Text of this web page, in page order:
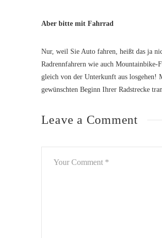
Aber bitte mit Fahrrad
Nur, weil Sie Auto fahren, heißt das ja
Radrennfahrern wie auch Mountainbike-
gleich von der Unterkunft aus losgehen!
gewünschten Beginn Ihrer Radstrecke
Leave a Comment